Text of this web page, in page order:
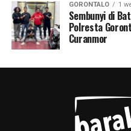
GORONTALO 1
Sembunyi di
Polresta
Curanmor